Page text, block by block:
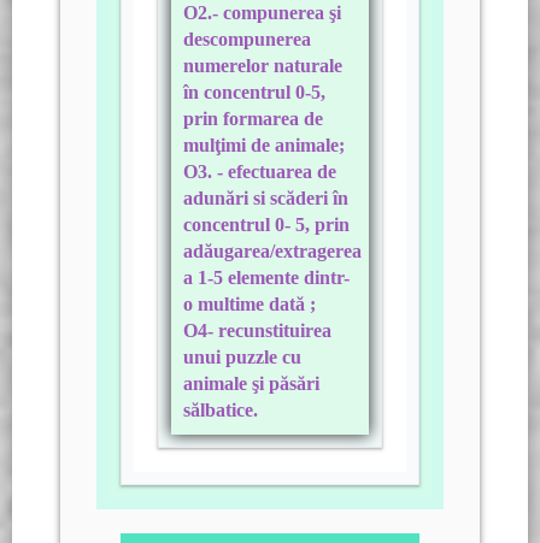
O2.- compunerea şi
descompunerea
numerelor naturale
în concentrul 0-5,
prin formarea de
mulţimi de animale;
O3. - efectuarea de
adunări si scăderi în
concentrul 0- 5, prin
adăugarea/extragerea
a 1-5 elemente dintr-
o multime dată ;
O4- recunstituirea
unui puzzle cu
animale şi păsări
sălbatice.